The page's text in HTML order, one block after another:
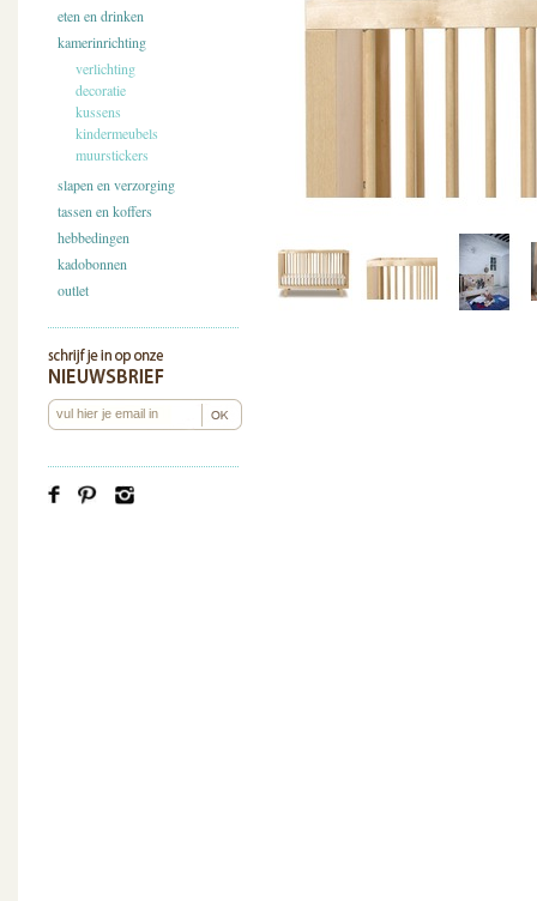
eten en drinken
kamerinrichting
verlichting
decoratie
kussens
kindermeubels
muurstickers
slapen en verzorging
tassen en koffers
hebbedingen
kadobonnen
outlet